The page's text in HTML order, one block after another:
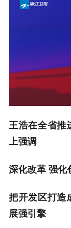
王浩在全省推
上强调
深化改革 强化
把开发区打造
展强引擎